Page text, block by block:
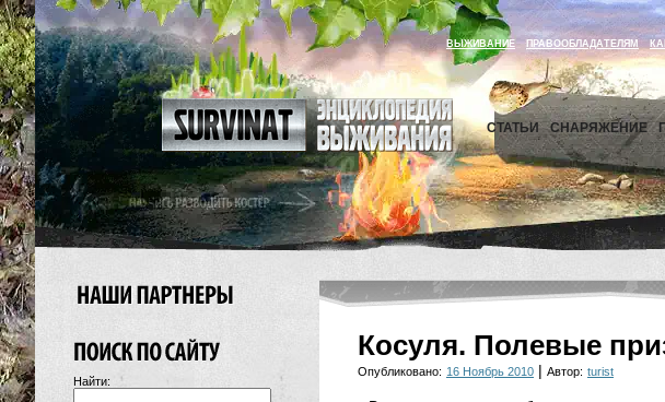
ВЫЖИВАНИЕ ПРАВООБЛАДАТЕЛЯМ
СТАТЬИ СНАРЯЖЕНИЕ
Найти:
Косуля. Полевые
Опубликовано: 16 Ноябрь 2010 | Автор: turist